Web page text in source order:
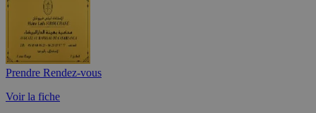
Prendre Rendez-vous
Voir la fiche